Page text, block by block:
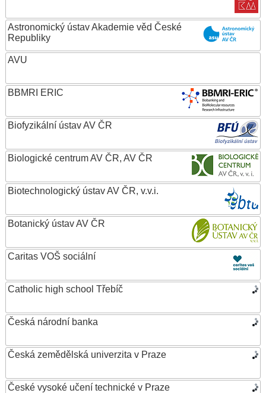
Astronomický ústav Akademie věd České
Republiky
AVU
BBMRI ERIC
Biofyzikální ústav AV ČR
Biologické centrum AV ČR, AV ČR
Biotechnologický ústav AV ČR, v.v.i.
Botanický ústav AV ČR
Caritas VOŠ sociální
Catholic high school Třebíč
Česká národní banka
Česká zemědělská univerzita v Praze
České vysoké učení technické v Praze